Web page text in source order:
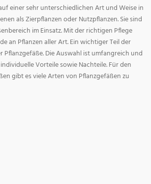
einer sehr unterschiedlichen Art und Weise in
als Zierpflanzen oder Nutzpflanzen. Sie sind
im Einsatz. Mit der richtigen Pflege
an Pflanzen aller Art. Ein wichtiger Teil der
Pflanzgefäße. Die Auswahl ist umfangreich und
Vorteile sowie Nachteile. Für den
gibt es viele Arten von Pflanzgefäßen zu